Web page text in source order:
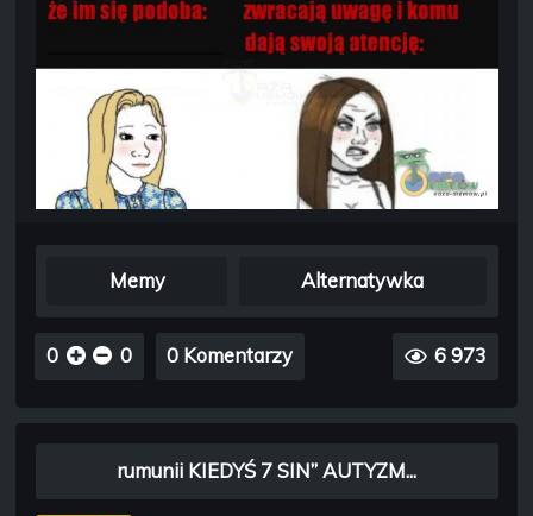
Memy Alternatywka
0 0 0 Komentarzy 6 973
rumunii KIEDYŚ 7 SIN” AUTYZM...